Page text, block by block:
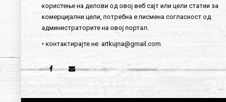
користење на делови од овој веб сајт или цели статии за
комерцијални цели, потребна е писмена согласност од
администраторите на овој портал.
• контактирајте не: artkujna@gmail.com